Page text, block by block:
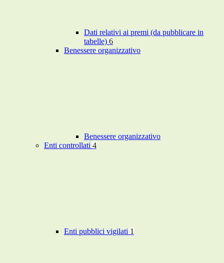
Dati relativi ai premi (da pubblicare in
tabelle) 6
Benessere organizzativo
Benessere organizzativo
Enti controllati 4
Enti pubblici vigilati 1